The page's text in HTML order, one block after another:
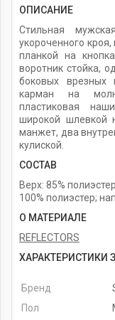
ОПИСАНИЕ
Стильная
укороченного
планкой на
воротник стойка,
боковых врезных
карман на
пластиковая
широкой шлевкой
манжет, два
кулиской.
СОСТАВ
Верх: 85%
100% полиэстер;
О МАТЕРИАЛЕ
REFLECTORS
ХАРАКТЕРИСТИКИ
Бренд
Пол